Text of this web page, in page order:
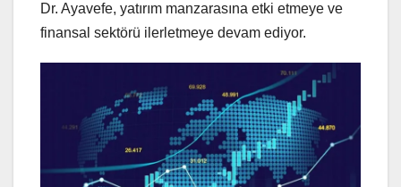
Dr. Ayavefe, yatırım manzarasına etki etmeye ve
finansal sektörü ilerletmeye devam ediyor.